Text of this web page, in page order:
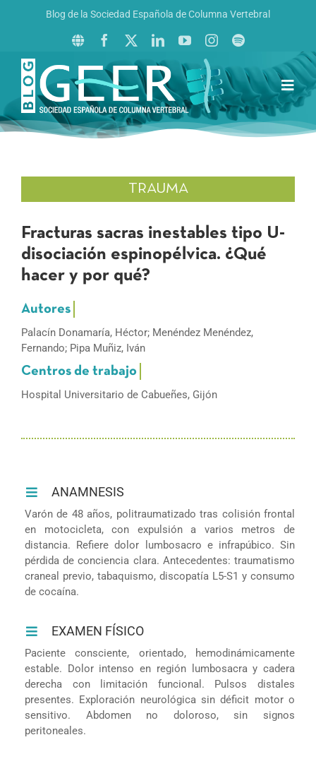
Blog de la Sociedad Española de Columna Vertebral
Inicio
Revista La Columna al Día
TRAUMA
Fracturas sacras inestables tipo U-
disociación espinopélvica. ¿Qué
hacer y por qué?
Palacín Donamaría, Héctor; Menéndez Menéndez,
Fernando; Pipa Muñiz, Iván
Hospital Universitario de Cabueñes, Gijón
ANAMNESIS
Varón de 48 años, politraumatizado tras colisión frontal
en motocicleta, con expulsión a varios metros de
distancia. Refiere dolor lumbosacro e infrapúbico. Sin
pérdida de conciencia clara. Antecedentes: traumatismo
craneal previo, tabaquismo, discopatía L5-S1 y consumo
de cocaína.
EXAMEN FÍSICO
Paciente consciente, orientado, hemodinámicamente
estable. Dolor intenso en región lumbosacra y cadera
derecha con limitación funcional. Pulsos distales
presentes. Exploración neurológica sin déficit motor o
sensitivo. Abdomen no doloroso, sin signos
peritoneales.